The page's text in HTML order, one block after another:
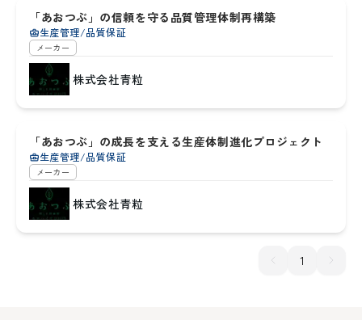
「あおつぶ」の信頼を守る品質管理体制再構築
生産管理/品質保証
メーカー
株式会社青粒
兵庫県
「あおつぶ」の成長を支える生産体制進化プロジェクト
生産管理/品質保証
メーカー
株式会社青粒
1